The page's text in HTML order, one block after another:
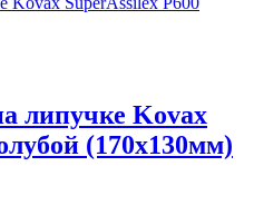
липучке Kovax
(170х130мм)